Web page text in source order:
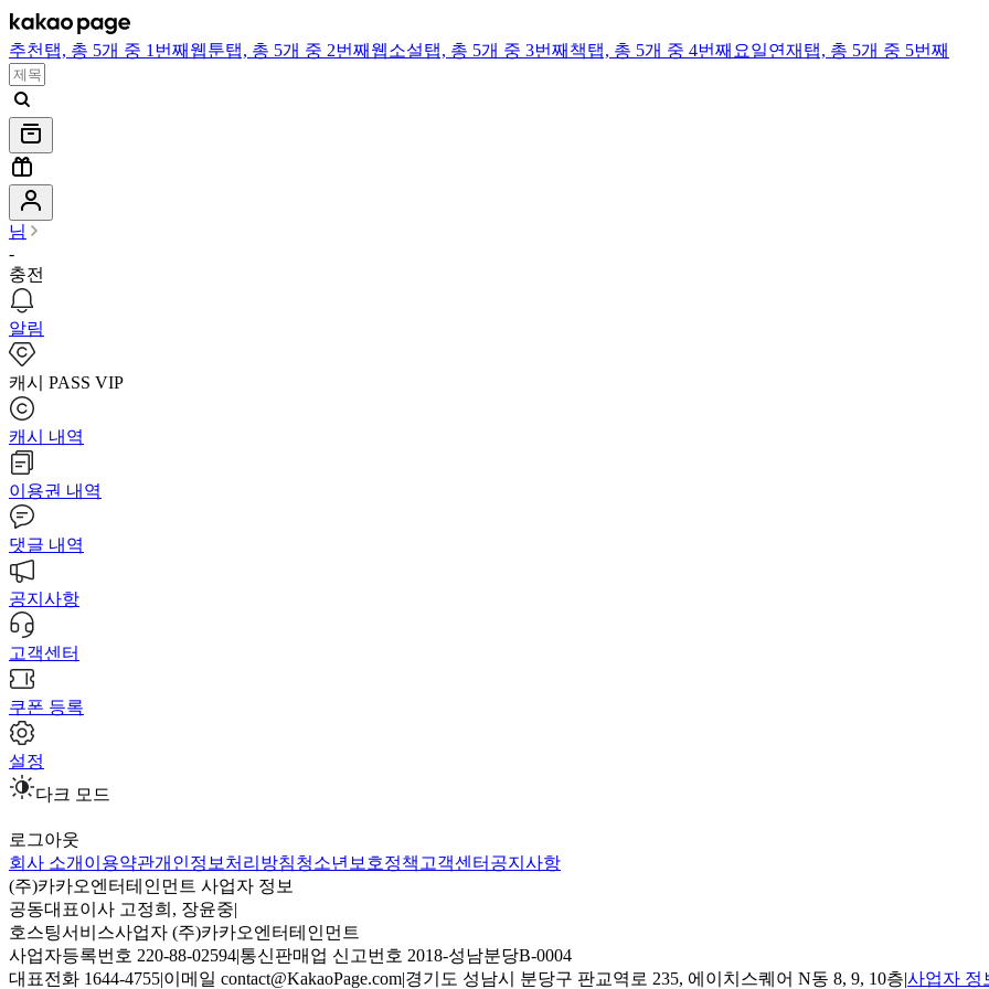
추천 탭, 총 5개 중 1번째 웹툰탭, 총 5개 중 2번째 웹소설탭, 총 5개 중 3번째 책탭, 총 5개 중 4번째 요일연재 탭, 총 5개 중 5번째
님
-
충전
알림
캐시 PASS VIP
캐시 내역
이용권 내역
댓글 내역
공지사항
고객센터
쿠폰 등록
설정
다크 모드
로그아웃
회사 소개 이용약관개인정보처리방침청소년보호정책 고객센터 공지사항
(주)카카오엔터테인먼트 사업자 정보
공동대표이사 고정희, 장윤중|
호스팅서비스사업자 (주)카카오엔터테인먼트
사업자등록번호 220-88-02594|통신판매업 신고번호 2018-성남분당B-0004
대표전화 1644-4755|이메일 contact@KakaoPage.com|경기도 성남시 분당구 판교역로 235, 에이치스퀘어 N동 8, 9, 10층|사업자 정